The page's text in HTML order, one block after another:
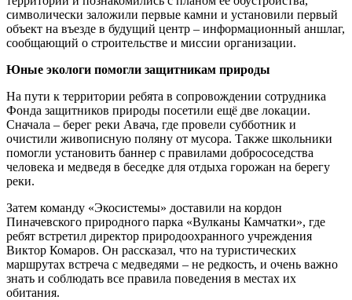
символически заложили первые камни и установили первый
объект на въезде в будущий центр – информационный аншлаг,
сообщающий о строительстве и миссии организации.
Юные экологи помогли защитникам природы
На пути к территории ребята в сопровождении сотрудника
Фонда защитников природы посетили ещё две локации.
Сначала – берег реки Авача, где провели субботник и
очистили живописную поляну от мусора. Также школьники
помогли установить баннер с правилами добрососедства
человека и медведя в беседке для отдыха горожан на берегу
реки.
Затем команду «Экосистемы» доставили на кордон
Пиначевского природного парка «Вулканы Камчатки», где
ребят встретил директор природоохранного учреждения
Виктор Комаров. Он рассказал, что на туристических
маршрутах встреча с медведями – не редкость, и очень важно
знать и соблюдать все правила поведения в местах их
обитания.